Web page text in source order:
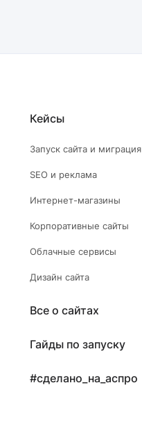
Кейсы
Запуск сайта и миграция
SEO и реклама
Интернет-магазины
Корпоративные сайты
Облачные сервисы
Дизайн сайта
Все о сайтах
Гайды по запуску
#сделано_на_аспро